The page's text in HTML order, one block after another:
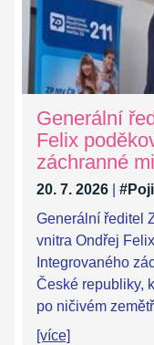
Generální
Felix
záchranné
20. 7. 2026
Generální ředitel
vnitra Ondřej
Integrovaného
České republiky,
po ničivém
[více]